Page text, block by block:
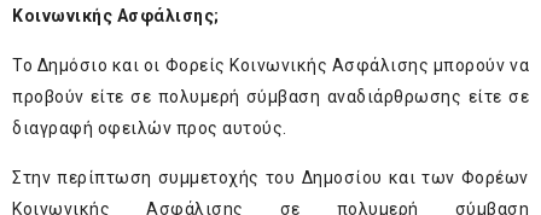
Κοινωνικής Ασφάλισης;
Το Δημόσιο και οι Φορείς Κοινωνικής Ασφάλισης μπορούν να
προβούν είτε σε πολυμερή σύμβαση αναδιάρθρωσης είτε σε
διαγραφή οφειλών προς αυτούς.
Στην περίπτωση συμμετοχής του Δημοσίου και των Φορέων
Κοινωνικής Ασφάλισης σε πολυμερή σύμβαση